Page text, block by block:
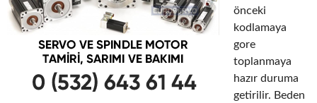
önceki
kodlamaya
gore
toplanmaya
hazır duruma
getirilir. Beden